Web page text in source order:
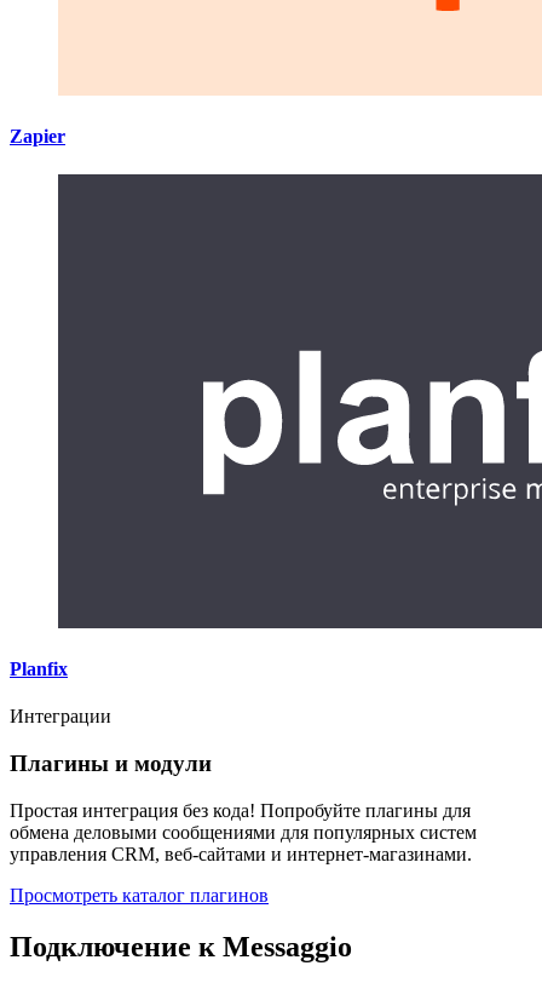
Zapier
Planfix
Интеграции
Плагины и модули
Простая интеграция без кода! Попробуйте плагины для
обмена деловыми сообщениями для популярных систем
управления CRM, веб-сайтами и интернет-магазинами.
Просмотреть каталог плагинов
Подключение к Messaggio